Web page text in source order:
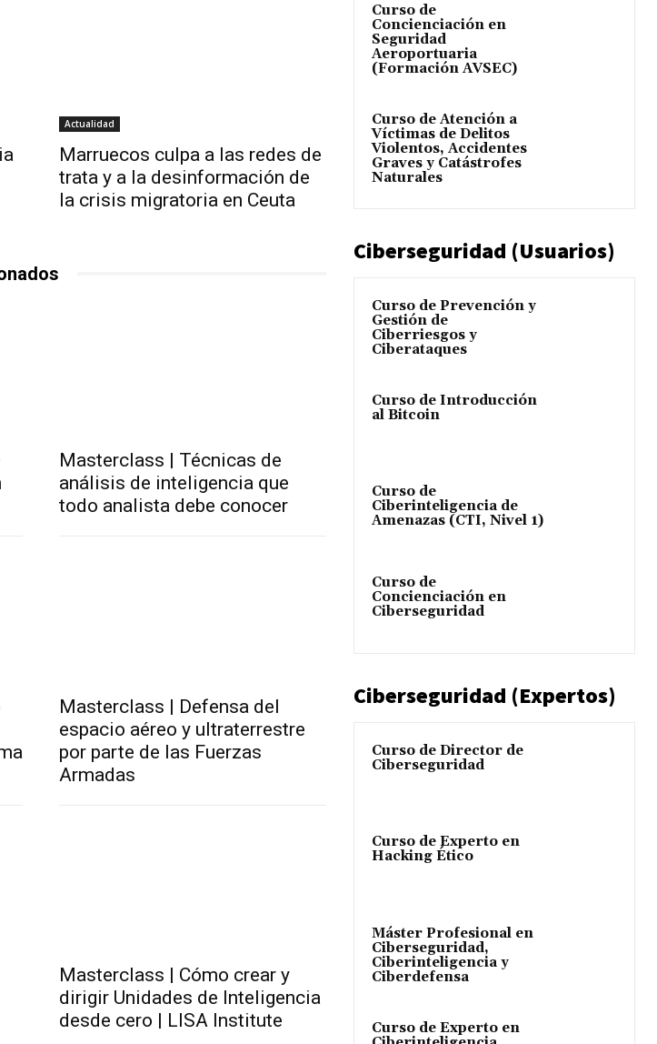
Actualidad
Marruecos culpa a las redes de
trata y a la desinformación de
la crisis migratoria en Ceuta
Masterclass | Técnicas de
análisis de inteligencia que
todo analista debe conocer
Masterclass | Defensa del
espacio aéreo y ultraterrestre
por parte de las Fuerzas
Armadas
Masterclass | Cómo crear y
dirigir Unidades de Inteligencia
desde cero | LISA Institute
Curso de
Concienciación en
Seguridad
Aeroportuaria
(Formación AVSEC)
Curso de Atención a
Víctimas de Delitos
Violentos, Accidentes
Graves y Catástrofes
Naturales
Ciberseguridad (Usuarios)
Curso de Prevención y
Gestión de
Ciberriesgos y
Ciberataques
Curso de Introducción
al Bitcoin
Curso de
Ciberinteligencia de
Amenazas (CTI, Nivel 1)
Curso de
Concienciación en
Ciberseguridad
Ciberseguridad (Expertos)
Curso de Director de
Ciberseguridad
Curso de Experto en
Hacking Ético
Máster Profesional en
Ciberseguridad,
Ciberinteligencia y
Ciberdefensa
Curso de Experto en